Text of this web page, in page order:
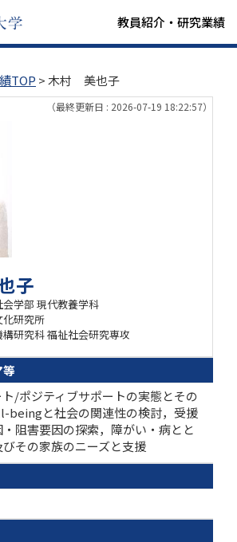
教員紹介・研究業績
TOP > 木村 美也子
（最終更新日 : 2026-07-19 18:22:57）
子
会学部 現代教養学科
化研究所
研究科 福祉社会研究専攻
/ポジティブサポートの実態とその
beingと社会の関連性の検討，受援
阻害要因の探索，障がい・病とと
その家族のニーズと支援